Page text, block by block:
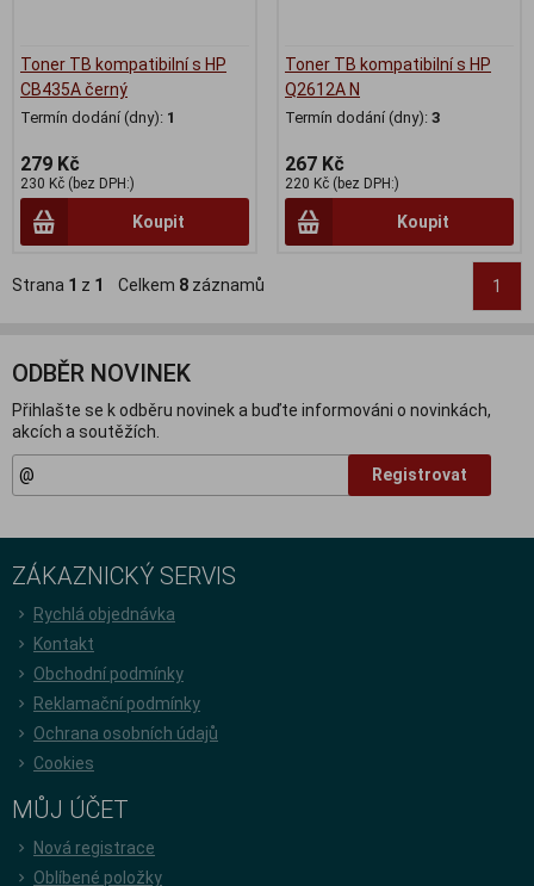
Toner TB kompatibilní s HP
CB435A černý
Termín dodání (dny): 1
279 Kč
230 Kč (bez DPH:)
Koupit
Toner TB kompatibilní s HP
Q2612A N
Termín dodání (dny): 3
267 Kč
220 Kč (bez DPH:)
Koupit
Strana 1 z 1 Celkem 8 záznamů 1
ODBĚR NOVINEK
Přihlašte se k odběru novinek a buďte informováni o novinkách,
akcích a soutěžích.
Registrovat
ZÁKAZNICKÝ SERVIS
Rychlá objednávka
Kontakt
Obchodní podmínky
Reklamační podmínky
Ochrana osobních údajů
Cookies
MŮJ ÚČET
Nová registrace
Oblíbené položky